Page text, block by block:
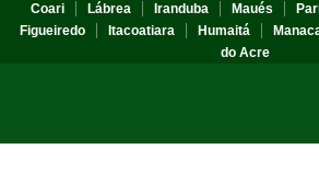
Coari
Lábrea Iranduba Maués
Figueiredo
Itacoatiara Humaitá
do Acre